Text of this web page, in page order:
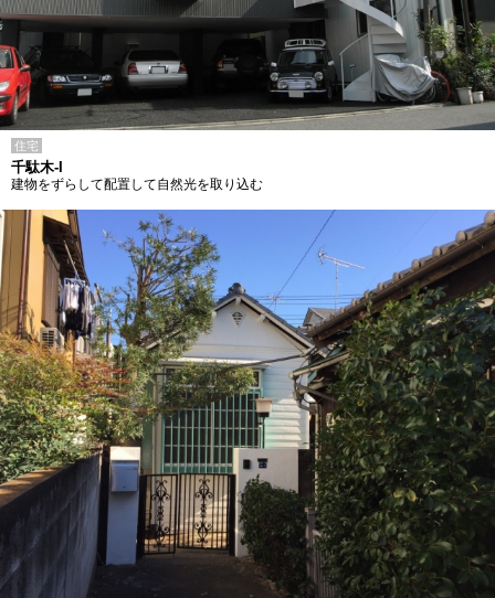
住宅
千駄木-I
建物をずらして配置して自然光を取り込む